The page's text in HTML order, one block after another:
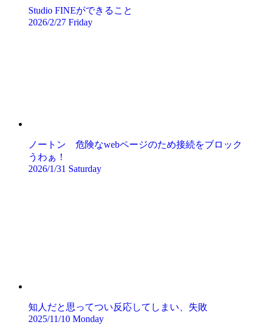
Studio FINEができること
2026/2/27 Friday
ノートン 危険なwebページのため接続をブロック
うわぁ！
2026/1/31 Saturday
知人だと思ってつい反応してしまい、失敗
2025/11/10 Monday